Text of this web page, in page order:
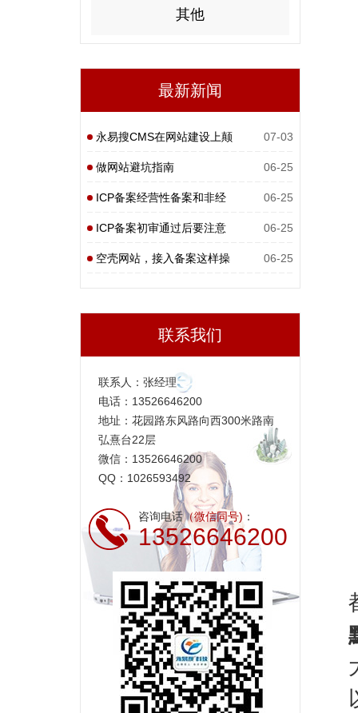
其他
最新新闻
永易搜CMS在网站建设上颠
覆性
07-03
做网站避坑指南 06-25
ICP备案经营性备案和非经
营性
06-25
ICP备案初审通过后要注意
什么
06-25
空壳网站，接入备案这样操 06-25
联系我们
联系人：张经理
电话：13526646200
地址：花园路东风路向西300米路南
弘熹台22层
微信：13526646200
QQ：1026593492
咨询电话（微信同号) ：
13526646200